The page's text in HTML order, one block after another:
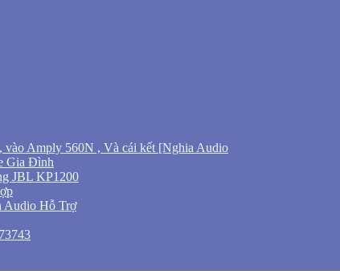
vào Amply 560N , Và cái kết [Nghia Audio
Gia Đình
JBL KP1200
Audio Hỗ Trợ